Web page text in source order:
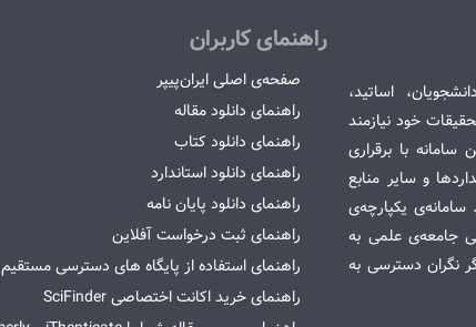
اساتید،
خود نیازمند
با برقراری
و سایر منابع
یکپارچه‌ی
جامعه‌ی علمی به
نگران دسترسی به
راهنمای کاربران
صفحه‌ی اصلی ایران‌پیپر
راهنمای دانلود مقاله
راهنمای دانلود کتاب
راهنمای دانلود استاندارد
راهنمای دانلود پایان نامه
راهنمای ثبت درخواست آفلاین
راهنمای استفاده از پایگاه های دسترسی مستقیم
راهنمای خرید اکانت اختصاصی SciFinder